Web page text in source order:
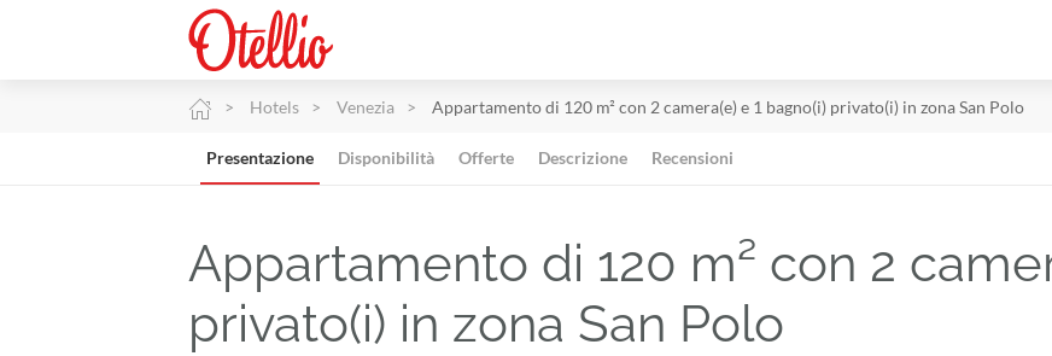
Hotels Venezia Appartamento di 120 m² con 2 camera(e) e 1 bagno(i) privato(i) in zona San Polo
Presentazione Disponibilità Offerte Descrizione Recensioni
Appartamento di 120 m² con 2
privato(i) in zona San Polo